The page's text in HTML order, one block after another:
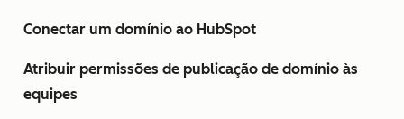
Conectar um domínio ao HubSpot
Atribuir permissões de publicação de domínio às
equipes